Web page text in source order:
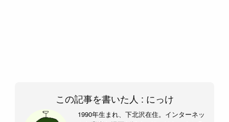
この記事を書いた人 : にっけ
1990年生まれ、下北沢在住。インターネッ